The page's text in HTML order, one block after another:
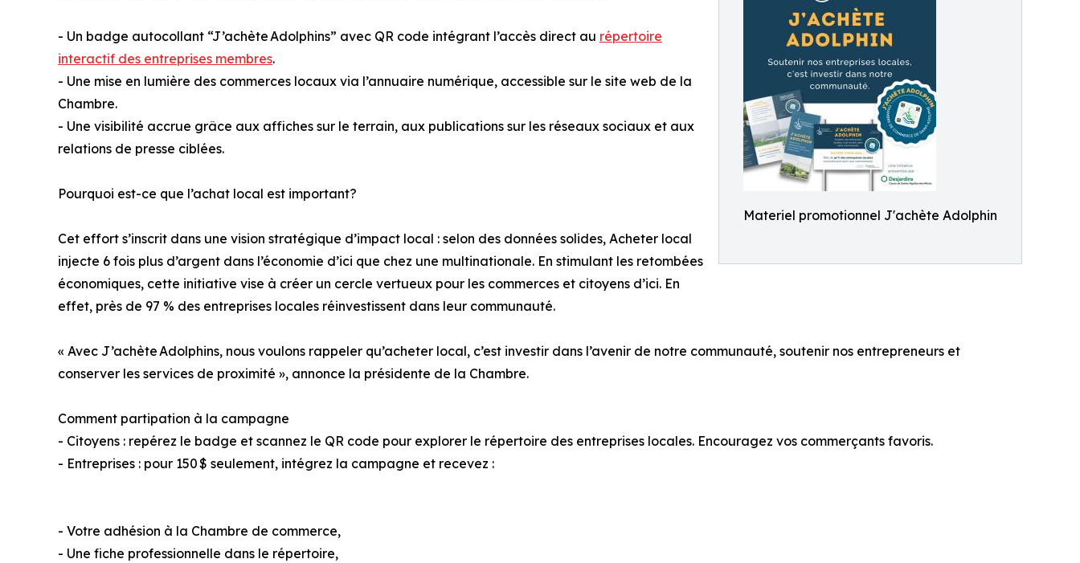
Materiel promotionnel J'achète Adolphin
- Un badge autocollant “J’achète Adolphins” avec QR code intégrant l’accès direct au répertoire
interactif des entreprises membres.
- Une mise en lumière des commerces locaux via l’annuaire numérique, accessible sur le site web de la
Chambre.
- Une visibilité accrue grâce aux affiches sur le terrain, aux publications sur les réseaux sociaux et aux
relations de presse ciblées.
Pourquoi est-ce que l’achat local est important?
Cet effort s’inscrit dans une vision stratégique d’impact local : selon des données solides, Acheter local
injecte 6 fois plus d’argent dans l’économie d’ici que chez une multinationale. En stimulant les retombées
économiques, cette initiative vise à créer un cercle vertueux pour les commerces et citoyens d’ici. En
effet, près de 97 % des entreprises locales réinvestissent dans leur communauté.
« Avec J’achète Adolphins, nous voulons rappeler qu’acheter local, c’est investir dans l’avenir de notre communauté, soutenir nos entrepreneurs et
conserver les services de proximité », annonce la présidente de la Chambre.
Comment partipation à la campagne
- Citoyens : repérez le badge et scannez le QR code pour explorer le répertoire des entreprises locales. Encouragez vos commerçants favoris.
- Entreprises : pour 150 $ seulement, intégrez la campagne et recevez :
- Votre adhésion à la Chambre de commerce,
- Une fiche professionnelle dans le répertoire,